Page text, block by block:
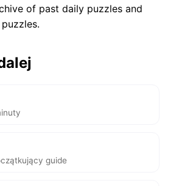
of past daily puzzles and
guide